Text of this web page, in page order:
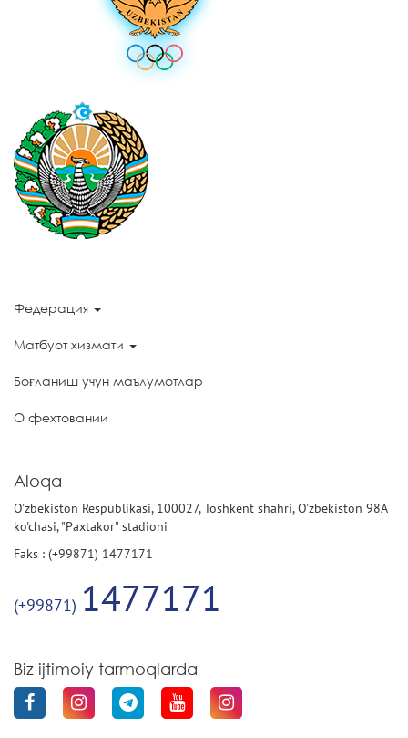
Федерация
Матбуот хизмати
Боғланиш учун маълумотлар
О фехтовании
Aloqa
O'zbekiston Respublikasi, 100027, Toshkent shahri, O'zbekiston 98A
ko'chasi, "Paxtakor" stadioni
Faks : (+99871) 1477171
(+99871) 1477171
Biz ijtimoiy tarmoqlarda